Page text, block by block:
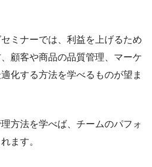
ミナーでは、利益を上げるため
顧客や商品の品質管理、マーケ
化する方法を学べるものが望ま
方法を学べば、チームのパフォ
ます。